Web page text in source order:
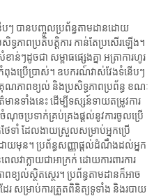
ៗ បានបញ្ចូលប្រព័ន្ធតាមដានដោយ
ធភាពប្រតិបត្តិការ កាន់តែប្រសើរឡើង។
ខាន់ៗដូចជា សម្ពាធផ្សេងគ្នា អត្រាការហូរ
ងប្រើប្រាស់។ ឧបករណ៍វាស់វែងទំនើបៗ
ណភាពខ្យល់ និងប្រសិទ្ធភាពប្រព័ន្ធ ខណៈ
នទាំងនេះ ដើម្បីទស្សន៍ទាយតម្រូវការ
ចំណុចប្រទាក់គ្រប់គ្រងផ្តល់នូវការចូលប្រើ
ថែទាំ ដែលងាយស្រួលសម្រាប់អ្នកប្រើ
ោយមុន។ ប្រព័ន្ធសញ្ញាផ្តល់ដំណឹងដល់អ្នក
វាក្លាយជាអាក្រក់ ដោយការពារការ
យល់ស្ថិតស្ថេរ។ ប្រព័ន្ធតាមដានក៏អាច
រ សម្រាប់ការត្រួតពិនិត្យទូទាំង និងរបាយ